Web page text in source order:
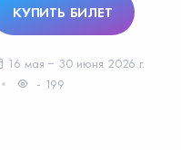
КУПИТЬ БИЛЕТ
16 мая − 30 июня 2026 г.
- 199